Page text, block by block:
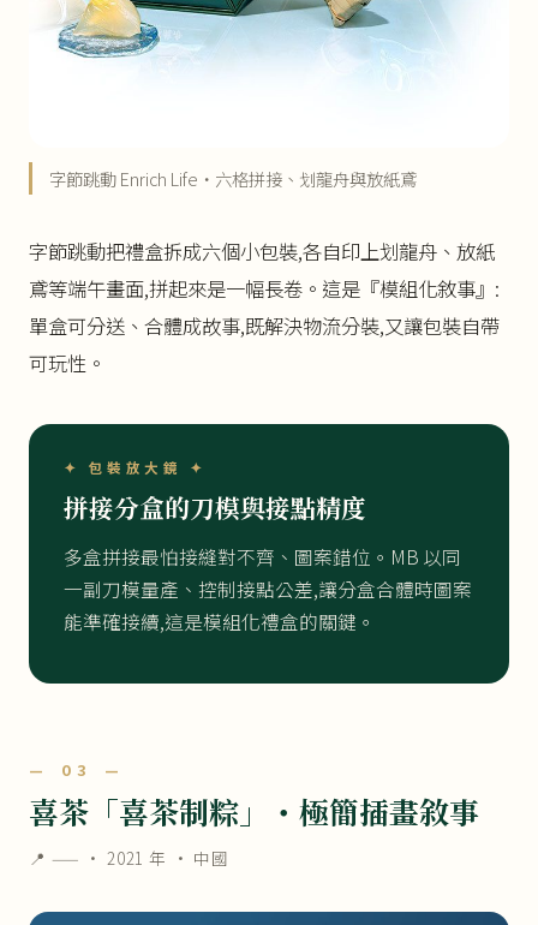
字節跳動 Enrich Life・六格拼接、划龍舟與放紙鳶
字節跳動把禮盒拆成六個小包裝,各自印上划龍舟、放紙
鳶等端午畫面,拼起來是一幅長卷。這是『模組化敘事』:
單盒可分送、合體成故事,既解決物流分裝,又讓包裝自帶
可玩性。
✦ 包裝放大鏡 ✦
拼接分盒的刀模與接點精度
多盒拼接最怕接縫對不齊、圖案錯位。MB 以同
一副刀模量產、控制接點公差,讓分盒合體時圖案
能準確接續,這是模組化禮盒的關鍵。
— 03 —
喜茶「喜茶制粽」・極簡插畫敘事
📍 —— · 2021 年 · 中國